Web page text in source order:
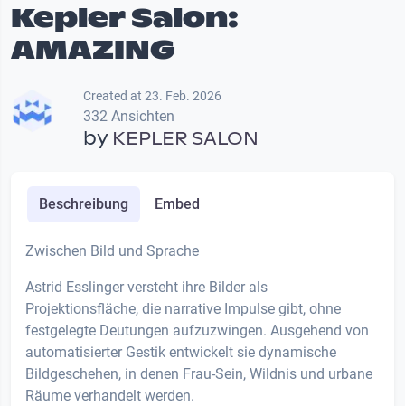
Kepler Salon:
AMAZING
Created at 23. Feb. 2026
332 Ansichten
by KEPLER SALON
Beschreibung Embed
Zwischen Bild und Sprache
Astrid Esslinger versteht ihre Bilder als
Projektionsfläche, die narrative Impulse gibt, ohne
festgelegte Deutungen aufzuzwingen. Ausgehend von
automatisierter Gestik entwickelt sie dynamische
Bildgeschehen, in denen Frau-Sein, Wildnis und urbane
Räume verhandelt werden.